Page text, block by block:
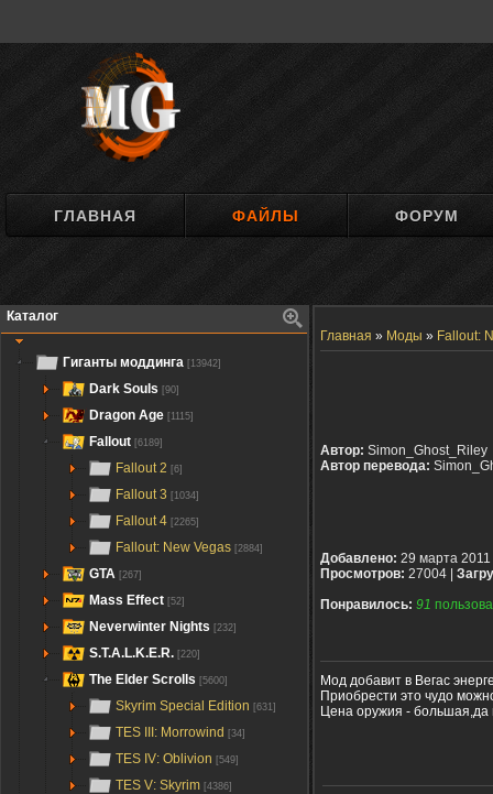
ГЛАВНАЯ ФАЙЛЫ ФОРУМ
Каталог
Гиганты моддинга [13942]
Dark Souls [90]
Dragon Age [1115]
Fallout [6189]
Fallout 2 [6]
Fallout 3 [1034]
Fallout 4 [2265]
Fallout: New Vegas [2884]
GTA [267]
Mass Effect [52]
Neverwinter Nights [232]
S.T.A.L.K.E.R. [220]
The Elder Scrolls [5600]
Skyrim Special Edition [631]
TES III: Morrowind [34]
TES IV: Oblivion [549]
TES V: Skyrim [4386]
Главная » Моды » Fallout:
Автор: Simon_Ghost_Riley
Автор перевода:
Добавлено: 29 марта 2011
Просмотров: 27004 |
Понравилось: 91
Мод добавит в Вегас
Приобрести это чудо
Цена оружия - большая,да